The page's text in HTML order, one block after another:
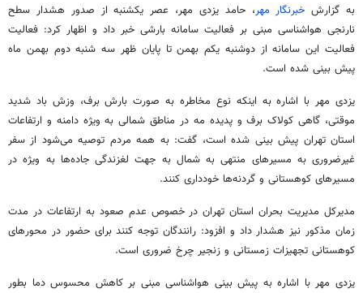
به گزارشخبرنگار مهر، حامد یزدی مهر، عصر یکشنبه از صدور هشدار سطح
نارنجی هواشناسی مبنی بر فعالیت سامانه بارشی خبر داد و اظهار کرد: فعالیت
فعالیت این سامانه از دوشنبه یکم بهمن تا پایان ظهر سه شنبه دوم بهمن ماه
پیش بینی شده است.
یزدی مهر با اشاره به اینکه نوع مخاطره به صورت بارش برف، وزش باد شدید
موقتی، گاهی کولاک برف و پدیده مه در مناطق شمالی به ویژه دامنه و ارتفاعات
استان تهران پیش بینی شده است، گفت: به همه مردم توصیه می‌شود از سفر
غیرضروری به مسیرهای منتهی به شمال به جهت لغزندگی جاده‌ها به ویژه در
مسیرهای کوهستانی و گردنه‌ها خودداری کنند.
مدیرکل مدیریت بحران استان تهران در خصوص عدم صعود به ارتفاعات در مدت
زمان مذکور نیز هشدار داد و افزود: رانندگان توجه کنند برای حضور در محورهای
کوهستانی تجهیزات زمستانی و زنجیر چرخ ضروری است.
یزدی مهر با اشاره به پیش بینی هواشناسی مبنی بر کاهش محسوس دما بطور